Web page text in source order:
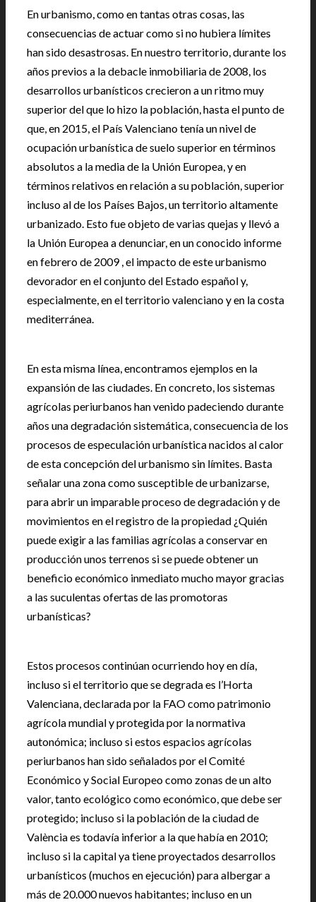
En urbanismo, como en tantas otras cosas, las
consecuencias de actuar como si no hubiera límites
han sido desastrosas. En nuestro territorio, durante los
años previos a la debacle inmobiliaria de 2008, los
desarrollos urbanísticos crecieron a un ritmo muy
superior del que lo hizo la población, hasta el punto de
que, en 2015, el País Valenciano tenía un nivel de
ocupación urbanística de suelo superior en términos
absolutos a la media de la Unión Europea, y en
términos relativos en relación a su población, superior
incluso al de los Países Bajos, un territorio altamente
urbanizado. Esto fue objeto de varias quejas y llevó a
la Unión Europea a denunciar, en un conocido informe
en febrero de 2009 , el impacto de este urbanismo
devorador en el conjunto del Estado español y,
especialmente, en el territorio valenciano y en la costa
mediterránea.
En esta misma línea, encontramos ejemplos en la
expansión de las ciudades. En concreto, los sistemas
agrícolas periurbanos han venido padeciendo durante
años una degradación sistemática, consecuencia de los
procesos de especulación urbanística nacidos al calor
de esta concepción del urbanismo sin límites. Basta
señalar una zona como susceptible de urbanizarse,
para abrir un imparable proceso de degradación y de
movimientos en el registro de la propiedad ¿Quién
puede exigir a las familias agrícolas a conservar en
producción unos terrenos si se puede obtener un
beneficio económico inmediato mucho mayor gracias
a las suculentas ofertas de las promotoras
urbanísticas?
Estos procesos continúan ocurriendo hoy en día,
incluso si el territorio que se degrada es l’Horta
Valenciana, declarada por la FAO como patrimonio
agrícola mundial y protegida por la normativa
autonómica; incluso si estos espacios agrícolas
periurbanos han sido señalados por el Comité
Económico y Social Europeo como zonas de un alto
valor, tanto ecológico como económico, que debe ser
protegido; incluso si la población de la ciudad de
València es todavía inferior a la que había en 2010;
incluso si la capital ya tiene proyectados desarrollos
urbanísticos (muchos en ejecución) para albergar a
más de 20.000 nuevos habitantes; incluso en un